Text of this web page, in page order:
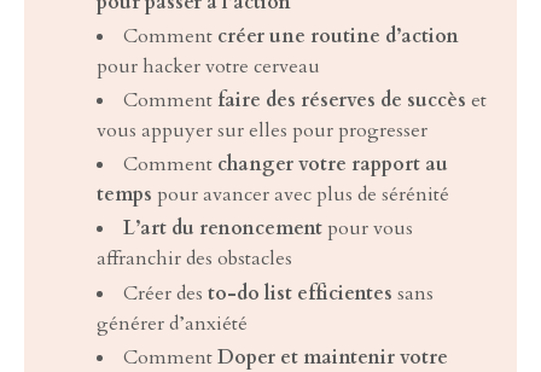
Comment créer une routine d’action
pour hacker votre cerveau
Comment faire des réserves de succès et
vous appuyer sur elles pour progresser
Comment changer votre rapport au
temps pour avancer avec plus de sérénité
L’art du renoncement pour vous
affranchir des obstacles
Créer des to-do list efficientes sans
générer d’anxiété
CommentDoper et maintenir votre